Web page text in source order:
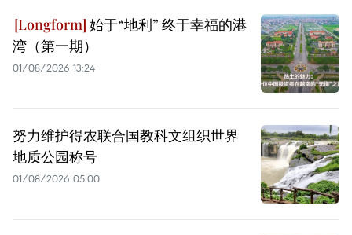
始于“地利” 终于幸福的港
湾（第一期）
01/08/2026 13:24
努力维护得农联合国教科文组织世界
地质公园称号
01/08/2026 05:00